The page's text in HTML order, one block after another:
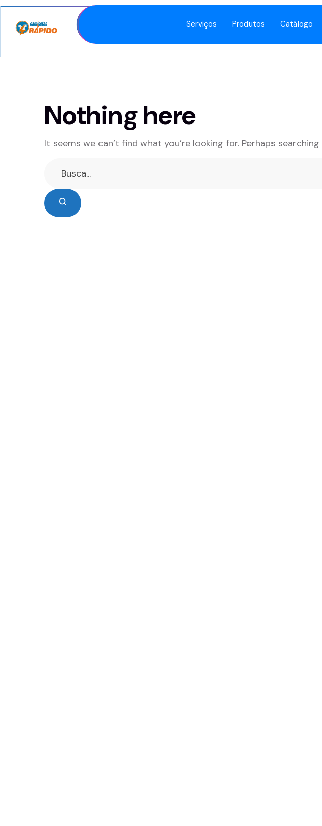
Serviços Produtos Catálogo
Nothing here
It seems we can’t find what you’re looking for. Perhaps searching